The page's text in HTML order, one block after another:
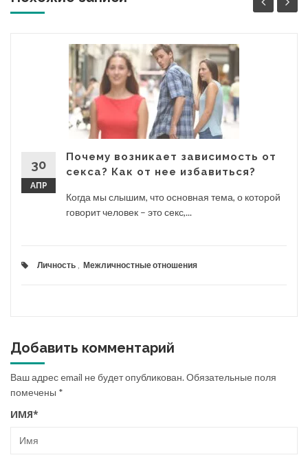
30
АПР
Почему возникает зависимость от
секса? Как от нее избавиться?
Когда мы слышим, что основная тема, о которой
говорит человек – это секс,...
Личность Межличностные отношения
Добавить комментарий
Ваш адрес email не будет опубликован.Обязательные поля
помечены *
ИМЯ*